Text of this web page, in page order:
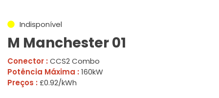
Indisponível
M Manchester 01
Conector : CCS2 Combo
Potência Máxima : 160kW
Preços : £0.92/kWh